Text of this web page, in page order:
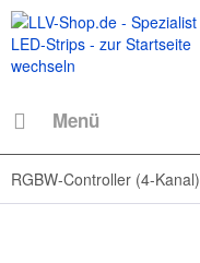
Menü
RGBW-Controller (4-Kanal)